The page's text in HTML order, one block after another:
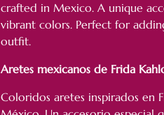
crafted in Mexico. A unique
vibrant colors. Perfect for
outfit.
Aretes mexicanos de Frida
Coloridos aretes inspirados en